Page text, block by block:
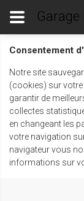
Consentement
Notre site
(cookies) sur
garantir de
collectes
en changeant les
votre navigation
navigateur vous
informations sur